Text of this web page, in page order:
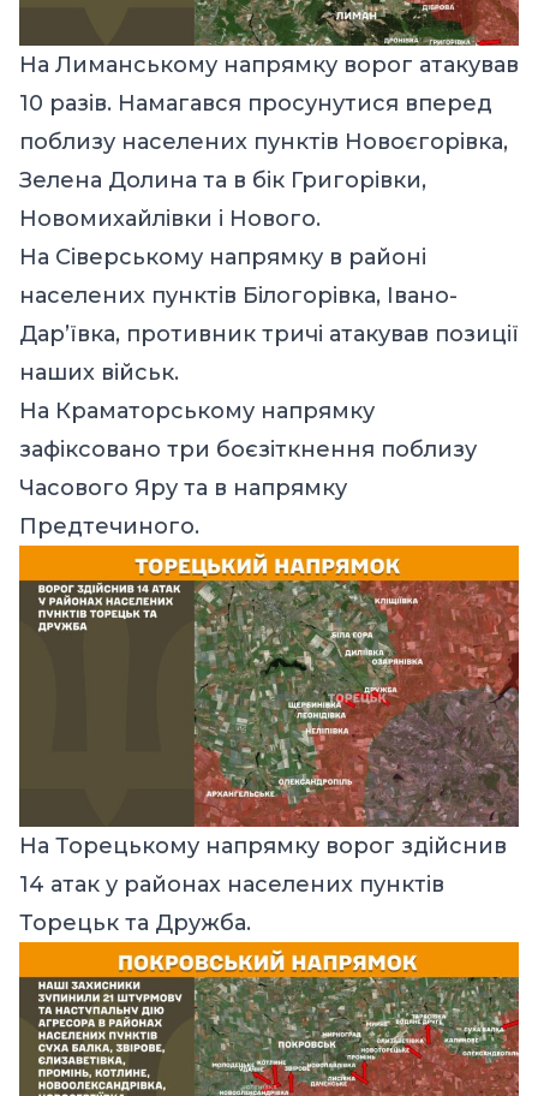
На Лиманському напрямку ворог атакував
10 разів. Намагався просунутися вперед
поблизу населених пунктів Новоєгорівка,
Зелена Долина та в бік Григорівки,
Новомихайлівки і Нового.
На Сіверському напрямку в районі
населених пунктів Білогорівка, Івано-
Дар’ївка, противник тричі атакував позиції
наших військ.
На Краматорському напрямку
зафіксовано три боєзіткнення поблизу
Часового Яру та в напрямку
Предтечиного.
На Торецькому напрямку ворог здійснив
14 атак у районах населених пунктів
Торецьк та Дружба.